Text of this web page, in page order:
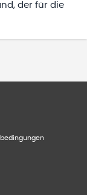
der für die